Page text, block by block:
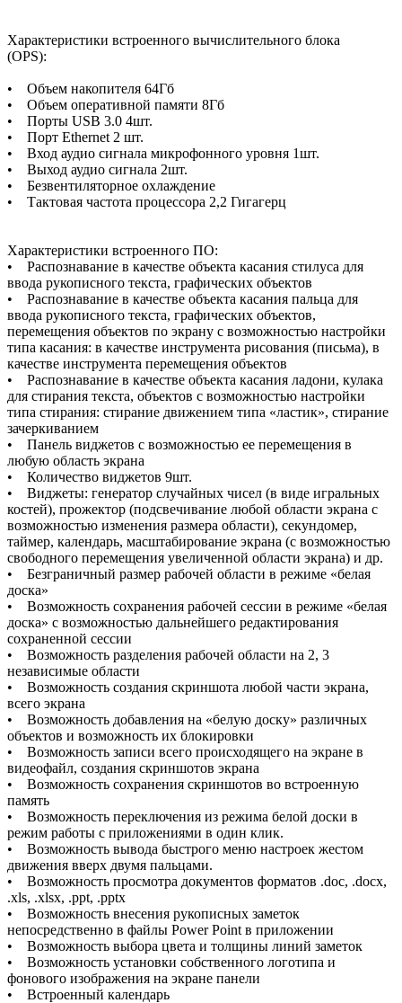
Характеристики встроенного вычислительного блока
(OPS):
• Объем накопителя 64Гб
• Объем оперативной памяти 8Гб
• Порты USB 3.0 4шт.
• Порт Ethernet 2 шт.
• Вход аудио сигнала микрофонного уровня 1шт.
• Выход аудио сигнала 2шт.
• Безвентиляторное охлаждение
• Тактовая частота процессора 2,2 Гигагерц
Характеристики встроенного ПО:
• Распознавание в качестве объекта касания стилуса для
ввода рукописного текста, графических объектов
• Распознавание в качестве объекта касания пальца для
ввода рукописного текста, графических объектов,
перемещения объектов по экрану с возможностью настройки
типа касания: в качестве инструмента рисования (письма), в
качестве инструмента перемещения объектов
• Распознавание в качестве объекта касания ладони, кулака
для стирания текста, объектов с возможностью настройки
типа стирания: стирание движением типа «ластик», стирание
зачеркиванием
• Панель виджетов с возможностью ее перемещения в
любую область экрана
• Количество виджетов 9шт.
• Виджеты: генератор случайных чисел (в виде игральных
костей), прожектор (подсвечивание любой области экрана с
возможностью изменения размера области), секундомер,
таймер, календарь, масштабирование экрана (с возможностью
свободного перемещения увеличенной области экрана) и др.
• Безграничный размер рабочей области в режиме «белая
доска»
• Возможность сохранения рабочей сессии в режиме «белая
доска» с возможностью дальнейшего редактирования
сохраненной сессии
• Возможность разделения рабочей области на 2, 3
независимые области
• Возможность создания скриншота любой части экрана,
всего экрана
• Возможность добавления на «белую доску» различных
объектов и возможность их блокировки
• Возможность записи всего происходящего на экране в
видеофайл, создания скриншотов экрана
• Возможность сохранения скриншотов во встроенную
память
• Возможность переключения из режима белой доски в
режим работы с приложениями в один клик.
• Возможность вывода быстрого меню настроек жестом
движения вверх двумя пальцами.
• Возможность просмотра документов форматов .doc, .docx,
.xls, .xlsx, .ppt, .pptx
• Возможность внесения рукописных заметок
непосредственно в файлы Power Point в приложении
• Возможность выбора цвета и толщины линий заметок
• Возможность установки собственного логотипа и
фонового изображения на экране панели
• Встроенный календарь